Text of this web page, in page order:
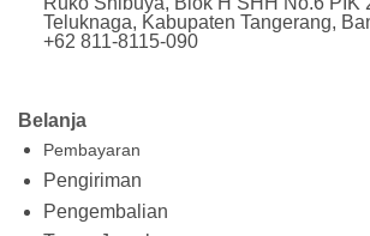
Belanja
Pembayaran
Pengiriman
Pengembalian
Teluknaga, Kabupaten Tangerang,
+62 811-8115-090